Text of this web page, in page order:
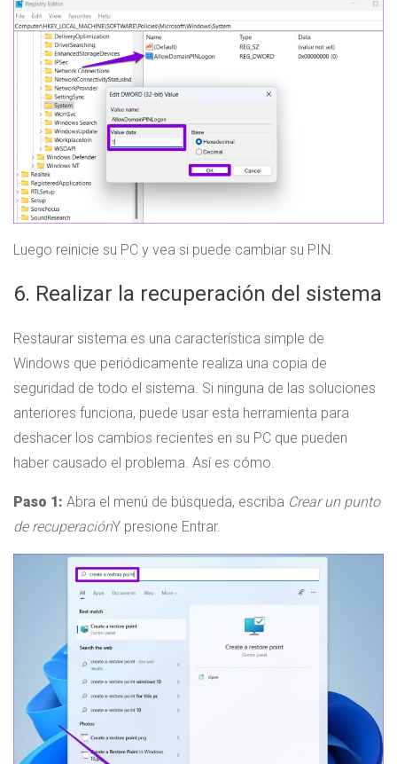
Luego reinicie su PC y vea si puede cambiar su PIN.
6. Realizar la recuperación del sistema
Restaurar sistema es una característica simple de
Windows que periódicamente realiza una copia de
seguridad de todo el sistema. Si ninguna de las soluciones
anteriores funciona, puede usar esta herramienta para
deshacer los cambios recientes en su PC que pueden
haber causado el problema. Así es cómo.
Paso 1: Abra el menú de búsqueda, escriba Crear un punto
de recuperaciónY presione Entrar.